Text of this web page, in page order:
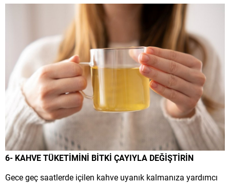
6- KAHVE TÜKETİMİNİ BİTKİ ÇAYIYLA DEĞİŞTİRİN
Gece geç saatlerde içilen kahve uyanık kalmanıza yardımcı